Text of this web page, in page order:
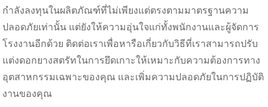
กำลังลงทุนในผลิตภัณฑ์ที่ไม่เพียงแต่ตรงตามมาตรฐานความ
ปลอดภัยเท่านั้น แต่ยังให้ความอุ่นใจแก่ทั้งพนักงานและผู้จัดการ
โรงงานอีกด้วย ติดต่อเราเพื่อหารือเกี่ยวกับวิธีที่เราสามารถปรับ
แต่งดอกยางสตรัทในการยึดเกาะให้เหมาะกับความต้องการทาง
อุตสาหกรรมเฉพาะของคุณ และเพิ่มความปลอดภัยในการปฏิบัติ
งานของคุณ